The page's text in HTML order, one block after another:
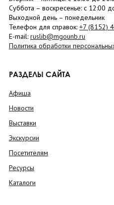
Суббота – воскресенье: c 12:00
Выходной день – понедельник
Телефон для справок: +7 (8152)
E-mail: ruslib@mgounb.ru
Политика обработки
РАЗДЕЛЫ САЙТА
Афиша
Новости
Выставки
Экскурсии
Посетителям
Ресурсы
Каталоги